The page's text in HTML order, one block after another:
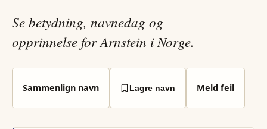
Se betydning, navnedag og
opprinnelse for Arnstein i Norge.
Sammenlign navn Lagre navn Meld feil